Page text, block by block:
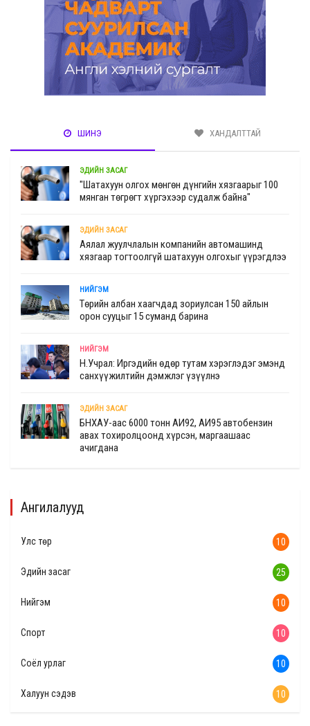
ШИНЭ ХАНДАЛТТАЙ
ЭДИЙН ЗАСАГ
"Шатахуун олгох мөнгөн дүнгийн хязгаарыг 100
мянган төгрөгт хүргэхээр судалж байна"
ЭДИЙН ЗАСАГ
Аялал жуулчлалын компанийн автомашинд
хязгаар тогтоолгүй шатахуун олгохыг үүрэгдлээ
НИЙГЭМ
Төрийн албан хаагчдад зориулсан 150 айлын
орон сууцыг 15 суманд барина
НИЙГЭМ
Н.Учрал: Иргэдийн өдөр тутам хэрэглэдэг эмэнд
санхүүжилтийн дэмжлэг үзүүлнэ
ЭДИЙН ЗАСАГ
БНХАУ-аас 6000 тонн АИ92, АИ95 автобензин
авах тохиролцоонд хүрсэн, маргаашаас
ачигдана
Ангилалууд
Улс төр 10
Эдийн засаг 25
Нийгэм 10
Спорт 10
Соёл урлаг 10
Халуун сэдэв 10